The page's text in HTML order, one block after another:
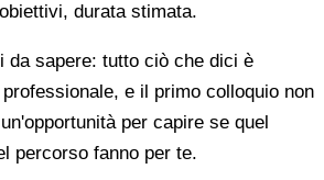
durata stimata.
da sapere: tutto ciò che dici è
e il primo colloquio non
per capire se quel
percorso fanno per te.